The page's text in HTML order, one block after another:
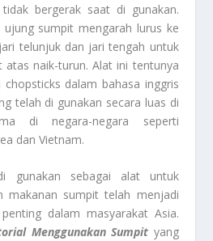
bergerak saat di gunakan.
ujung sumpit mengarah lurus ke
telunjuk dan jari tengah untuk
atas naik-turun. Alat ini tentunya
dalam bahasa inggris
telah di gunakan secara luas di
di negara-negara seperti
dan Vietnam.
gunakan sebagai alat untuk
makanan sumpit telah menjadi
dalam masyarakat Asia.
Menggunakan Sumpit yang